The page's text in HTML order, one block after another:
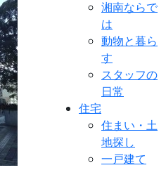
湘南ならで
は
動物と暮ら
す
スタッフの
日常
住宅
住まい・土
地探し
一戸建て